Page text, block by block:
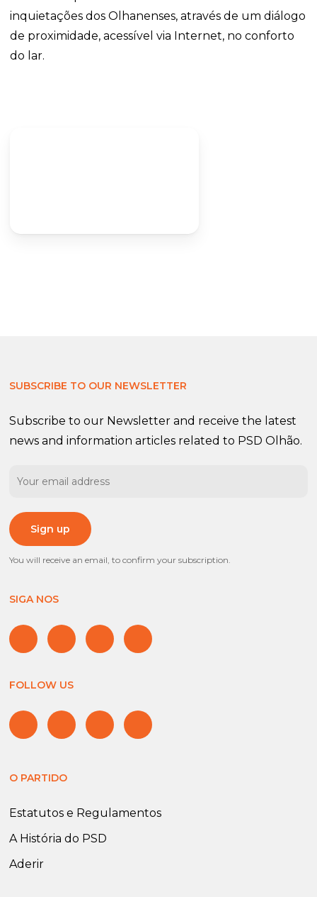
inquietações dos Olhanenses, através de um diálogo
de proximidade, acessível via Internet, no conforto
do lar.
SUBSCRIBE TO OUR NEWSLETTER
Subscribe to our Newsletter and receive the latest
news and information articles related to PSD Olhão.
You will receive an email, to confirm your subscription.
SIGA NOS
FOLLOW US
O PARTIDO
Estatutos e Regulamentos
A História do PSD
Aderir